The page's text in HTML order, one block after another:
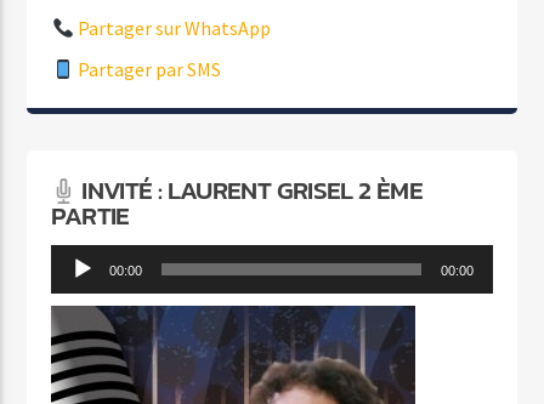
Partager sur WhatsApp
Partager par SMS
INVITÉ : LAURENT GRISEL 2 ÈME
PARTIE
Lecteur
audio
00:00 00:00